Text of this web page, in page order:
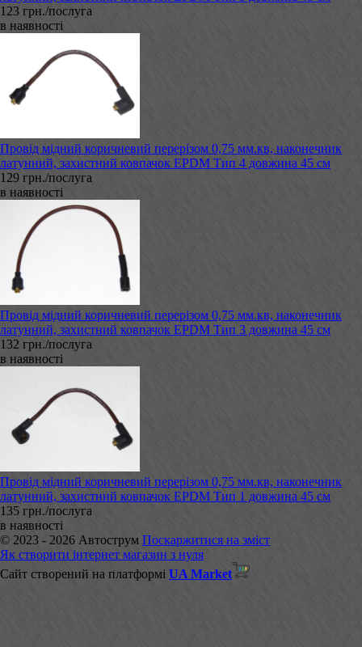
123 грн./послуга
в наявності
Провід мідний коричневий перерізом 0,75 мм.кв, наконечник
латунний, захистний ковпачок EPDM Тип 4 довжина 45 см
129 грн./послуга
в наявності
Провід мідний коричневий перерізом 0,75 мм.кв, наконечник
латунний, захистний ковпачок EPDM Тип 3 довжина 45 см
132 грн./послуга
в наявності
Провід мідний коричневий перерізом 0,75 мм.кв, наконечник
латунний, захистний ковпачок EPDM Тип 1 довжина 45 см
135 грн./послуга
в наявності
© 2023 - 2026 Автострум Поскаржитися на зміст
Як створити інтернет магазин з нуля
Сайт створений на платформі UA Market